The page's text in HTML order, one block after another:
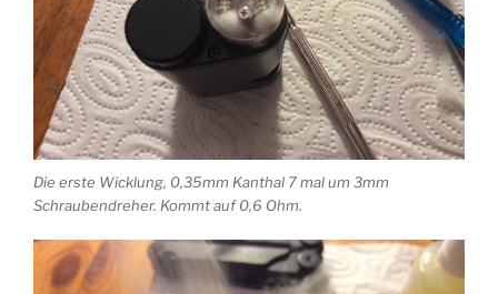
Die erste Wicklung, 0,35mm Kanthal 7 mal um 3mm
Schraubendreher. Kommt auf 0,6 Ohm.